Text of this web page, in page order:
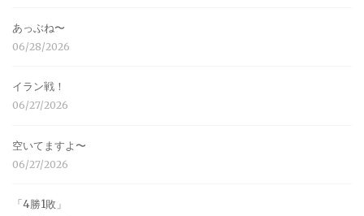
あっぶね〜
06/28/2026
イラン戦！
06/27/2026
空いてますよ〜
06/27/2026
「4勝1敗」